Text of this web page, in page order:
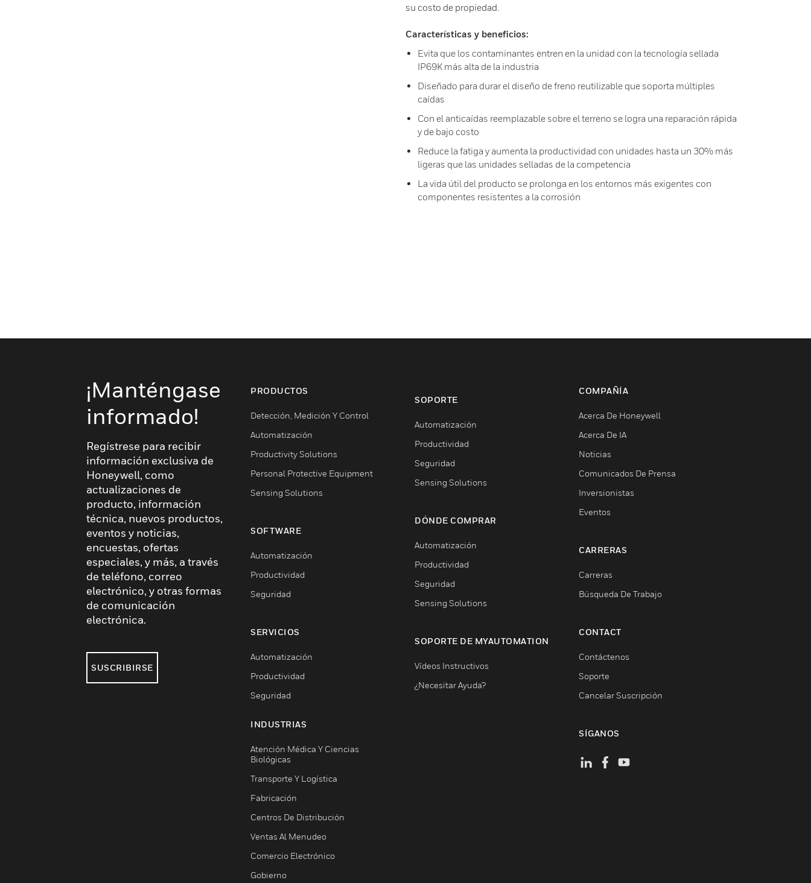
su costo de propiedad.
Características y beneficios:
Evita que los contaminantes entren en la unidad con la tecnología sellada
IP69K más alta de la industria
Diseñado para durar el diseño de freno reutilizable que soporta múltiples
caídas
Con el anticaídas reemplazable sobre el terreno se logra una reparación rápida
y de bajo costo
Reduce la fatiga y aumenta la productividad con unidades hasta un 30% más
ligeras que las unidades selladas de la competencia
La vida útil del producto se prolonga en los entornos más exigentes con
componentes resistentes a la corrosión
¡Manténgase
informado!
Regístrese para recibir
información exclusiva de
Honeywell, como
actualizaciones de
producto, información
técnica, nuevos productos,
eventos y noticias,
encuestas, ofertas
especiales, y más, a través
de teléfono, correo
electrónico, y otras formas
de comunicación
electrónica.
SUSCRIBIRSE
PRODUCTOS
Detección, Medición Y Control
Automatización
Productivity Solutions
Personal Protective Equipment
Sensing Solutions
SOFTWARE
Automatización
Productividad
Seguridad
SERVICIOS
Automatización
Productividad
Seguridad
INDUSTRIAS
Atención Médica Y Ciencias
Biológicas
Transporte Y Logística
Fabricación
Centros De Distribución
Ventas Al Menudeo
Comercio Electrónico
Gobierno
SOPORTE
Automatización
Productividad
Seguridad
Sensing Solutions
DÓNDE COMPRAR
Automatización
Productividad
Seguridad
Sensing Solutions
SOPORTE DE MYAUTOMATION
Vídeos Instructivos
¿Necesitar Ayuda?
COMPAÑÍA
Acerca De Honeywell
Acerca De IA
Noticias
Comunicados De Prensa
Inversionistas
Eventos
CARRERAS
Carreras
Búsqueda De Trabajo
CONTACT
Contáctenos
Soporte
Cancelar Suscripción
SÍGANOS